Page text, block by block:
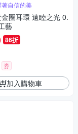
自信的美
圈耳環 遠睦之光 0.
藝
86折
券
加入購物車